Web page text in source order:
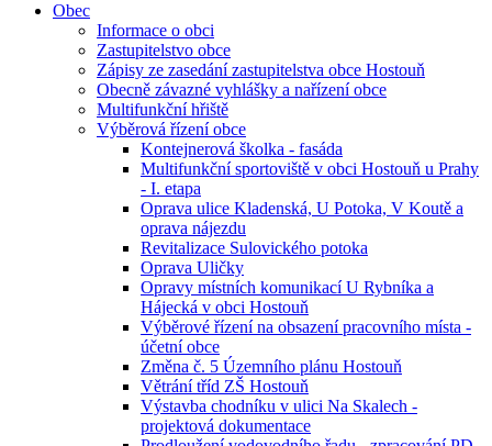
Obec
Informace o obci
Zastupitelstvo obce
Zápisy ze zasedání zastupitelstva obce Hostouň
Obecně závazné vyhlášky a nařízení obce
Multifunkční hřiště
Výběrová řízení obce
Kontejnerová školka - fasáda
Multifunkční sportoviště v obci Hostouň u Prahy
- I. etapa
Oprava ulice Kladenská, U Potoka, V Koutě a
oprava nájezdu
Revitalizace Sulovického potoka
Oprava Uličky
Opravy místních komunikací U Rybníka a
Hájecká v obci Hostouň
Výběrové řízení na obsazení pracovního místa -
účetní obce
Změna č. 5 Územního plánu Hostouň
Větrání tříd ZŠ Hostouň
Výstavba chodníku v ulici Na Skalech -
projektová dokumentace